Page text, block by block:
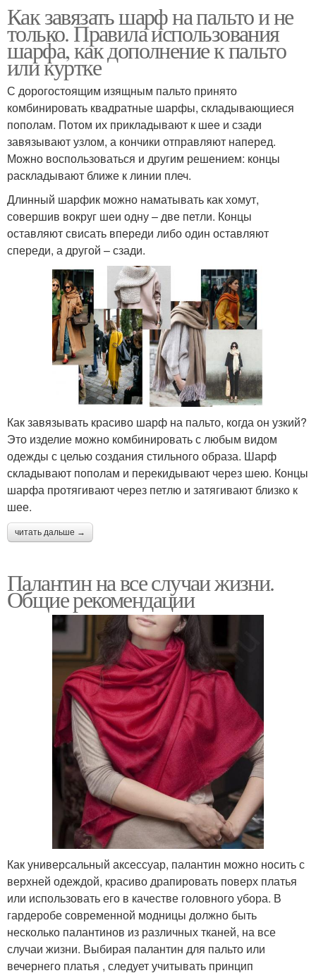
Как завязать шарф на пальто и не
только. Правила использования
шарфа, как дополнение к пальто
или куртке
С дорогостоящим изящным пальто принято
комбинировать квадратные шарфы, складывающиеся
пополам. Потом их прикладывают к шее и сзади
завязывают узлом, а кончики отправляют наперед.
Можно воспользоваться и другим решением: концы
раскладывают ближе к линии плеч.
Длинный шарфик можно наматывать как хомут,
совершив вокруг шеи одну – две петли. Концы
оставляют свисать впереди либо один оставляют
спереди, а другой – сзади.
Как завязывать красиво шарф на пальто, когда он узкий?
Это изделие можно комбинировать с любым видом
одежды с целью создания стильного образа. Шарф
складывают пополам и перекидывают через шею. Концы
шарфа протягивают через петлю и затягивают близко к
шее.
читать дальше →
Палантин на все случаи жизни.
Общие рекомендации
Как универсальный аксессуар, палантин можно носить с
верхней одеждой, красиво драпировать поверх платья
или использовать его в качестве головного убора. В
гардеробе современной модницы должно быть
несколько палантинов из различных тканей, на все
случаи жизни. Выбирая палантин для пальто или
вечернего платья , следует учитывать принцип